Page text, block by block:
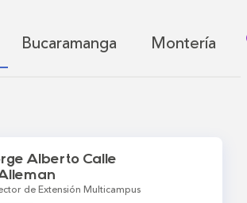
Bucaramanga Montería
Alberto Calle
de Extensión Multicampus